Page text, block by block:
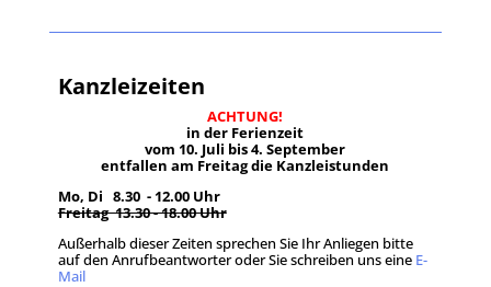
Kanzleizeiten
ACHTUNG!
in der Ferienzeit
vom 10. Juli bis 4. September
entfallen am Freitag die Kanzleistunden
Mo, Di 8.30 - 12.00 Uhr
Freitag 13.30 - 18.00 Uhr
Außerhalb dieser Zeiten sprechen Sie Ihr Anliegen bitte
auf den Anrufbeantworter oder Sie schreiben uns eine E-
Mail.